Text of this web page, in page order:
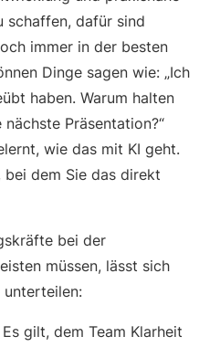
schaffen, dafür sind
immer in der besten
Dinge sagen wie: „Ich
haben. Warum halten
Präsentation?“
wie das mit KI geht.
bei dem Sie das direkt
bei der
müssen, lässt sich
unterteilen:
Es gilt, dem Team Klarheit